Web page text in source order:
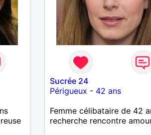
Sucrée 24
Périgueux - 42 ans
Femme célibataire de 42
recherche rencontre